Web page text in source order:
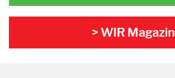
> WIR Magazin